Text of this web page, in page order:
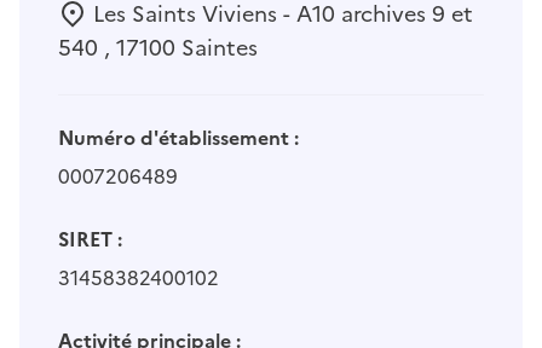
Les Saints Viviens - A10 archives 9 et
540 , 17100 Saintes
Numéro d'établissement :
0007206489
SIRET :
31458382400102
Activité principale :